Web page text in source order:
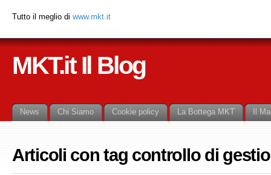
Tutto il meglio di www.mkt.it
MKT.it Il Blog
News Chi Siamo Cookie policy La Bottega MKT Il
Articoli con tag controllo di